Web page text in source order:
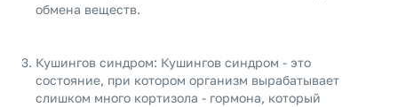
обмена веществ.
Кушингов синдром: Кушингов синдром - это
состояние, при котором организм вырабатывает
слишком много кортизола - гормона, который